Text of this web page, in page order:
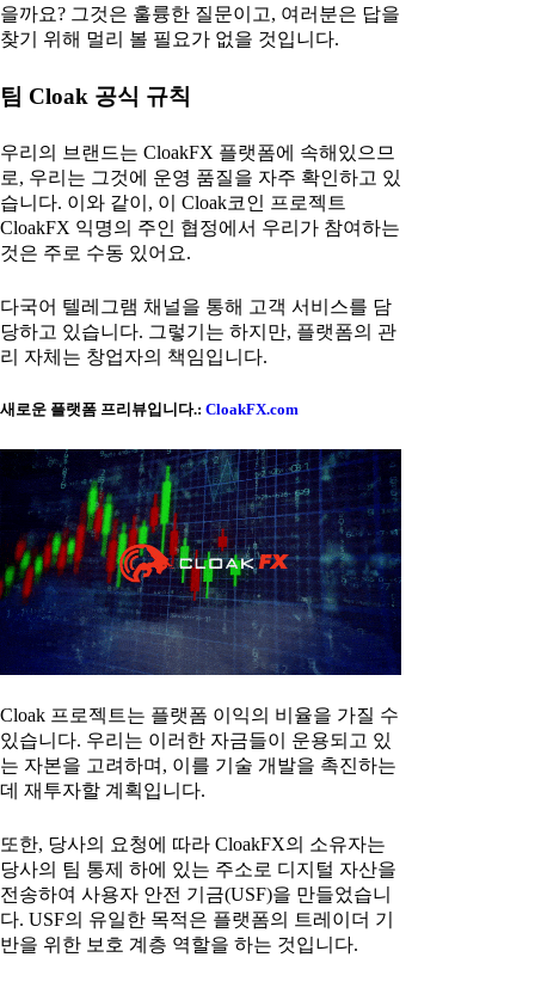
을까요? 그것은 훌륭한 질문이고, 여러분은 답을
찾기 위해 멀리 볼 필요가 없을 것입니다.
팀 Cloak 공식 규칙
우리의 브랜드는 CloakFX 플랫폼에 속해있으므
로, 우리는 그것에 운영 품질을 자주 확인하고 있
습니다. 이와 같이, 이 Cloak코인 프로젝트
CloakFX 익명의 주인 협정에서 우리가 참여하는
것은 주로 수동 있어요.
다국어 텔레그램 채널을 통해 고객 서비스를 담
당하고 있습니다. 그렇기는 하지만, 플랫폼의 관
리 자체는 창업자의 책임입니다.
새로운 플랫폼 프리뷰입니다.: CloakFX.com
Cloak 프로젝트는 플랫폼 이익의 비율을 가질 수
있습니다. 우리는 이러한 자금들이 운용되고 있
는 자본을 고려하며, 이를 기술 개발을 촉진하는
데 재투자할 계획입니다.
또한, 당사의 요청에 따라 CloakFX의 소유자는
당사의 팀 통제 하에 있는 주소로 디지털 자산을
전송하여 사용자 안전 기금(USF)을 만들었습니
다. USF의 유일한 목적은 플랫폼의 트레이더 기
반을 위한 보호 계층 역할을 하는 것입니다.